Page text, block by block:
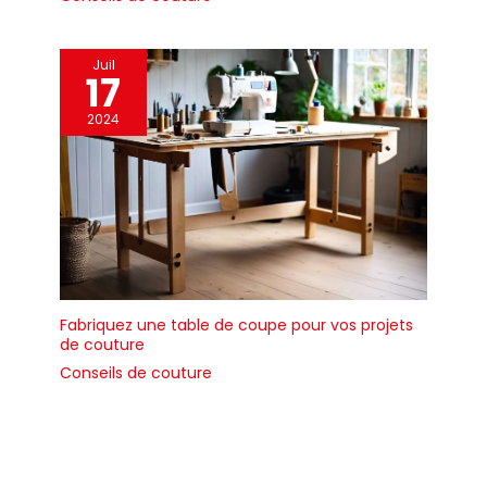
d'origine tandis que
l'adhésif fond pour former
une barrière étanche.cette
protection supérieure
prévient la corrosion et
protège vos connexions
électriques des
dommages
environnementaux.
[Application polyvalente]
Idéal pour l'isolation
électrique, le
regroupement de fils, la
l'entretien des joints de
Juil
17
2024
Fabriquez une table de coupe pour vos projets
de couture
Conseils de couture